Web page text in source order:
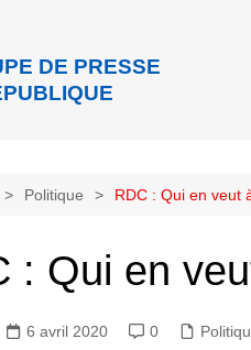
DE PRESSE
Politique RDC : Qui en veut
: Qui en
6 avril 2020 0